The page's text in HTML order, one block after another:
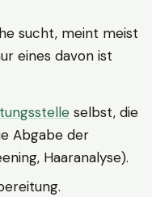
sucht, meint meist
eines davon ist
selbst, die
Abgabe der
Haaranalyse).